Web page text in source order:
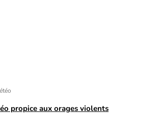
propice aux orages violents